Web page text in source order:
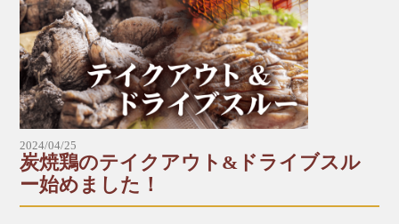
▶︎ミニチキン南蛮丼とミニうどんセット
600円（税込）
▶︎ミニカツ丼とミニうどんセット
760円（税込）
▶︎ミニ天丼とミニうどんセット
790円（税込）
▶︎ミニ海老天とじ丼とミニうどんセット
2024/04/25
炭焼鶏のテイクアウト&ドライブスル
ー始めました！